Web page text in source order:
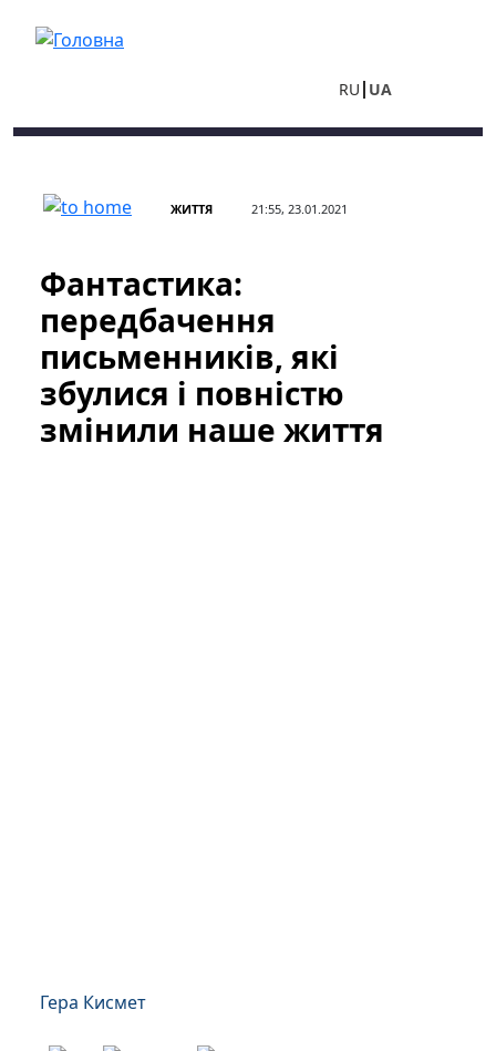
RU UA
ЖИТТЯ 21:55, 23.01.2021
Фантастика:
передбачення
письменників, які
збулися і повністю
змінили наше життя
Гера Кисмет